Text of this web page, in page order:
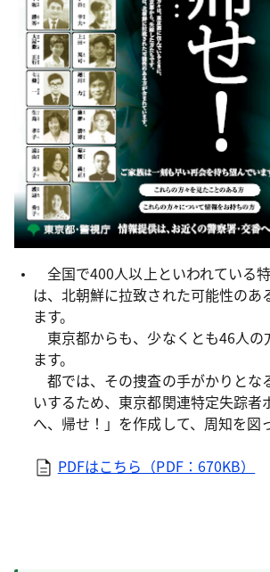
全国で400人以上といわれている
は、北朝鮮に拉致された可能性のあ
ます。
東京都からも、少なくとも46人の
ます。
都では、その捜査の手がかりとな
いするため、東京都関連特定失踪者
へ、帰せ！」を作成して、周知を図
PDFはこちら（PDF：670KB）